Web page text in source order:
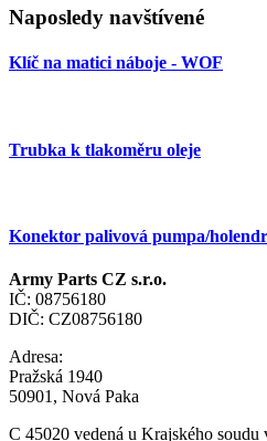
Naposledy navštívené
Klíč na matici náboje - WOF
Trubka k tlakoměru oleje
Konektor palivová pumpa/
Army Parts CZ s.r.o.
IČ: 08756180
DIČ: CZ08756180
Adresa:
Pražská 1940
50901, Nová Paka
C 45020 vedená u Krajského